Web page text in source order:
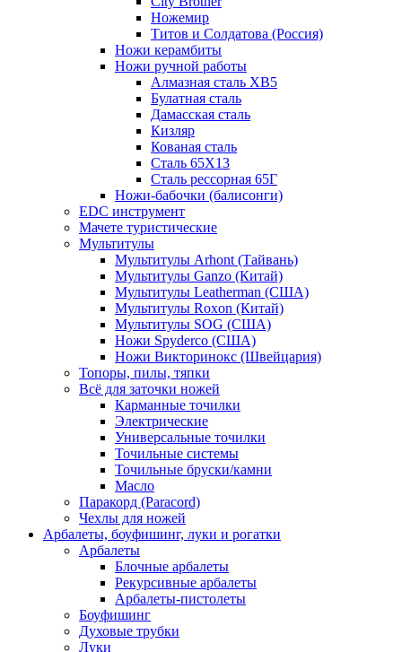
Ножемир
Титов и Солдатова (Россия)
Ножи керамбиты
Ножи ручной работы
Алмазная сталь ХВ5
Булатная сталь
Дамасская сталь
Кизляр
Кованая сталь
Сталь 65Х13
Сталь рессорная 65Г
Ножи-бабочки (балисонги)
EDC инструмент
Мачете туристические
Мультитулы
Мультитулы Arhont (Тайвань)
Мультитулы Ganzo (Китай)
Мультитулы Leatherman (США)
Мультитулы Roxon (Китай)
Мультитулы SOG (США)
Ножи Spyderco (США)
Ножи Викторинокс (Швейцария)
Топоры, пилы, тяпки
Всё для заточки ножей
Карманные точилки
Электрические
Универсальные точилки
Точильные системы
Точильные бруски/камни
Масло
Паракорд (Paracord)
Чехлы для ножей
Арбалеты, боуфишинг, луки и рогатки
Арбалеты
Блочные арбалеты
Рекурсивные арбалеты
Арбалеты-пистолеты
Боуфишинг
Духовые трубки
Луки